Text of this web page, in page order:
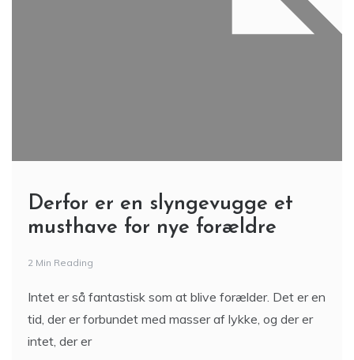
Derfor er en slyngevugge et
musthave for nye forældre
2 Min Reading
Intet er så fantastisk som at blive forælder. Det er en
tid, der er forbundet med masser af lykke, og der er
intet, der er